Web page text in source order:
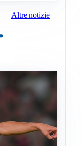
Altre notizie